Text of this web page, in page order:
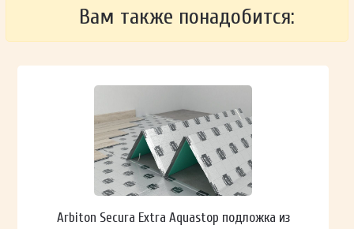
Вам также понадобится:
Arbiton Secura Extra Aquastop подложка из